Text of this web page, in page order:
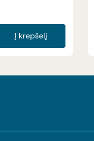
Į krepšelį